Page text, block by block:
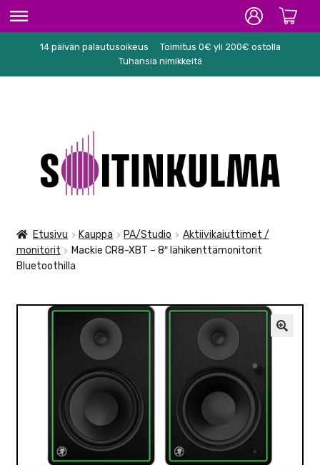
ETUSIVU
KARAOKE
NUOTIT
TARVIKKEET
TARJOUKSET
14 päivän palautusoikeus
Toimitus 0€ yli 200€ ostolla
Tuhansia nimikkeitä
navigointiin
sisältöön
Etusivu Kauppa PA/Studio
Aktiivikaiuttimet /
monitorit
Mackie CR8-XBT – 8″ lähikenttämonitorit
Bluetoothilla